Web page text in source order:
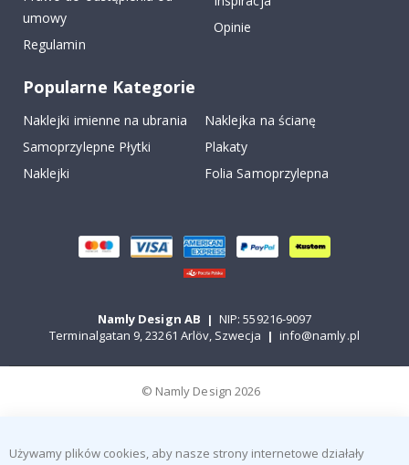
umowy
Regulamin
Opinie
Popularne Kategorie
Naklejki imienne na ubrania
Naklejka na ścianę
Samoprzylepne Płytki
Plakaty
Naklejki
Folia Samoprzylepna
Namly Design AB | NIP: 559216-9097
Terminalgatan 9, 23261 Arlöv, Szwecja | info@namly.pl
© Namly Design 2026
Używamy plików cookies, aby nasze strony internetowe działały